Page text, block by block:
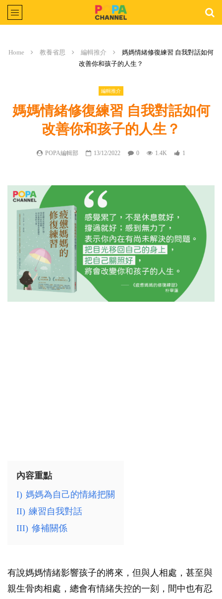
Home 教養省思 編輯推介
媽媽情緒修復練習 自我對話如何
改善你和孩子的人生？
編輯推介
媽媽情緒修復練習 自我對話如何
改善你和孩子的人生？
POPA編輯部 13/12/2022 0 1.4K 1
內容重點
I) 媽媽為自己的情緒把關
II) 練習自我對話
III) 修補關係
有說媽媽情緒影響孩子的將來，但與人相處，甚至與
親生骨肉相處，總會有情緒失控的一刻，間中也有忍